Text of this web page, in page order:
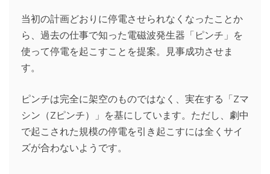
当初の計画どおりに停電させられなくなったことか
ら、過去の仕事で知った電磁波発生器「ピンチ」を
使って停電を起こすことを提案。見事成功させま
す。
ピンチは完全に架空のものではなく、実在する「Zマ
シン（Zピンチ）」を基にしています。ただし、劇中
で起こされた規模の停電を引き起こすには全くサイ
ズが合わないようです。